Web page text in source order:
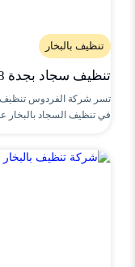
تنظيف بالبخار
تنظيف سجاد بجدة 0552322668
تسر شركة الفردوس تنظيف
في تنظيف السجاد بالبخار